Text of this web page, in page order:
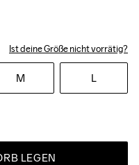
Ist deine Größe nicht vorrätig?
M L
LEGEN